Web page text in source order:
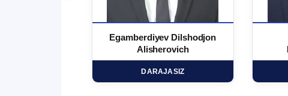
Egamberdiyev Dilshodjon
Alisherovich
DARAJASIZ